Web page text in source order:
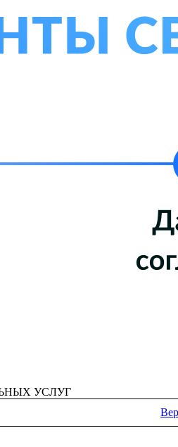
УСЛУГ